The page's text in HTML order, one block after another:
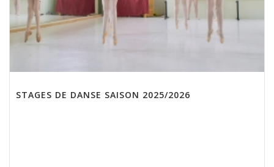
STAGES DE DANSE SAISON 2025/2026